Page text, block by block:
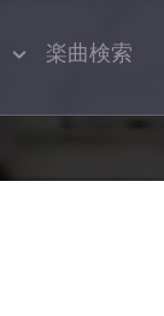
楽曲検索